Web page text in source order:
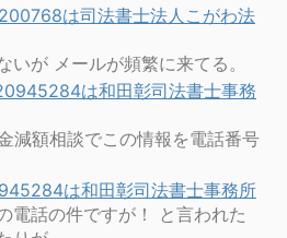
は司法書士法人こがわ法
いが メールが頻繁に来てる。
は和田彰司法書士事務
減額相談でこの情報を電話番号
は和田彰司法書士事務所
電話の件ですが！ と言われた